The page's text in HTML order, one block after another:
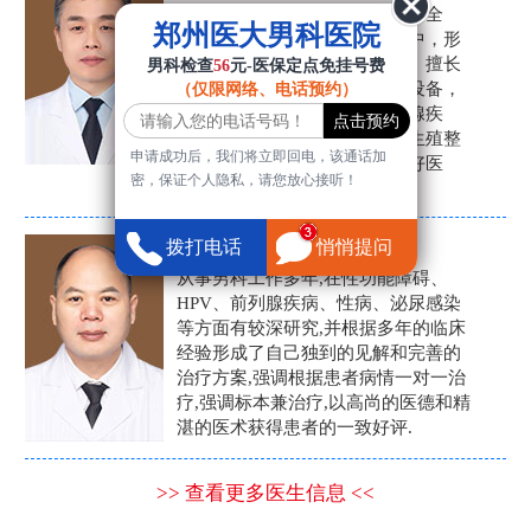
础，诊断治疗和临床操作，技术全
面。在男科疾病的诊断和诊疗中，形
成了一套独具特色的诊疗方案。擅长
运用国内外先进的医学技术和设备，
科学诊疗各类阳痿早泄、前列腺疾
病、射精障碍、性病、HPV、生殖整
形等疾病，是患者非常信赖的好医
生。
张营富
男科主任
从事男科工作多年,在性功能障碍、
HPV、前列腺疾病、性病、泌尿感染
等方面有较深研究,并根据多年的临床
经验形成了自己独到的见解和完善的
治疗方案,强调根据患者病情一对一治
疗,强调标本兼治疗,以高尚的医德和精
湛的医术获得患者的一致好评.
>> 查看更多医生信息 <<
郑州医大男科医院
男科检查56元-医保定点免挂号费
（仅限网络、电话预约）
申请成功后，我们将立即回电，该通话加
密，保证个人隐私，请您放心接听！
拨打电话 悄悄提问